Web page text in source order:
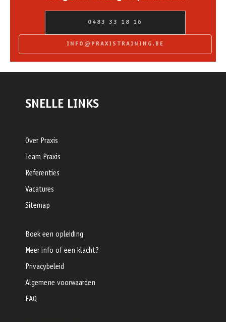
0483 33 18 16
INFO@PRAXISTRAINING.BE
SNELLE LINKS
Over Praxis
Team Praxis
Referenties
Vacatures
Sitemap
Boek een opleiding
Meer info of een klacht?
Privacybeleid
Algemene voorwaarden
FAQ